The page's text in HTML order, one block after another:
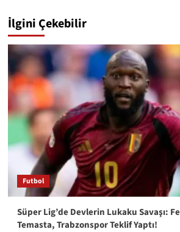
İlgini Çekebilir
Futbol
Süper Lig’de Devlerin Lukaku Savaşı:
Temasta, Trabzonspor Teklif Yaptı!